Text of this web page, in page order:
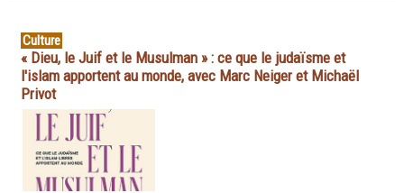
Culture
« Dieu, le Juif et le Musulman » : ce que le judaïsme et
l'islam apportent au monde, avec Marc Neiger et Michaël
Privot